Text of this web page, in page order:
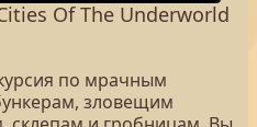
Of The Underworld
по мрачным
зловещим